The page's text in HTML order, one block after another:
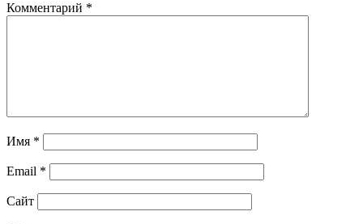
Комментарий *
Имя *
Email *
Сайт